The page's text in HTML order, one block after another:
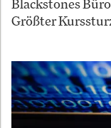
Größter